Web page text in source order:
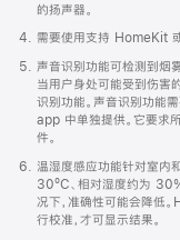
的扬声器。
需要使用支持 HomeKit
声音识别功能可检测到烟
当用户身处可能受到伤害
识别功能。声音识别功能
app 中单独提供。它要求
件。
温湿度感应功能针对室内
30ºC、相对湿度约为
况下，准确性可能会降低
行校准，才可显示结果。